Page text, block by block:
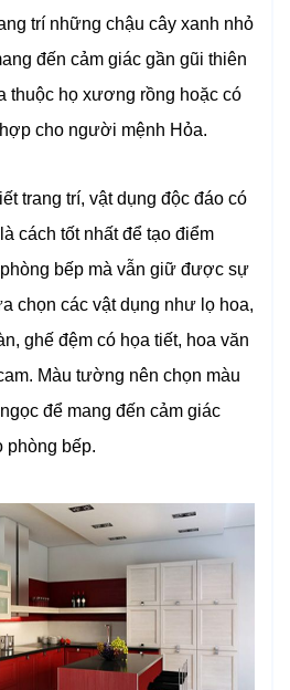
trí những chậu cây xanh nhỏ
đến cảm giác gần gũi thiên
thuộc họ xương rồng hoặc có
cho người mệnh Hỏa.
trang trí, vật dụng độc đáo có
cách tốt nhất để tạo điểm
bếp mà vẫn giữ được sự
chọn các vật dụng như lọ hoa,
ghế đệm có họa tiết, hoa văn
Màu tường nên chọn màu
để mang đến cảm giác
phòng bếp.